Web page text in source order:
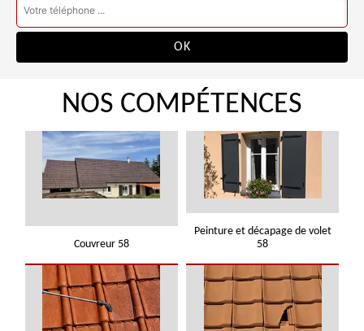
NOS COMPÉTENCES
Couvreur 58
Peinture et décapage de volet
58